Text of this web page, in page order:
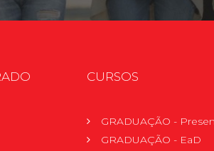
CURSOS
GRADUAÇÃO -
GRADUAÇÃO - EaD